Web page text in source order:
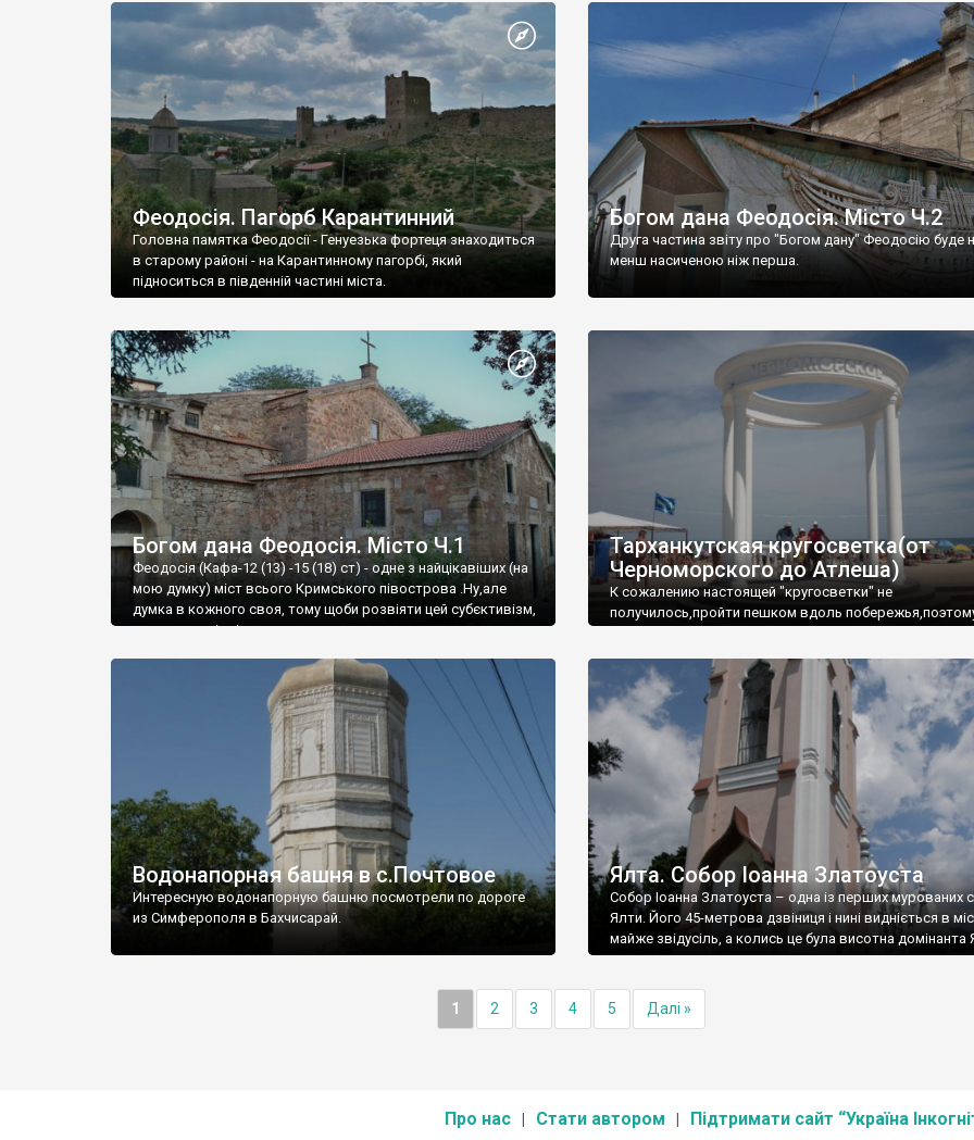
Феодосія. Пагорб Карантинний
Головна памятка Феодосії - Генуезька фортеця знаходиться
в старому районі - на Карантинному пагорбі, який
підноситься в південній частині міста.
Богом дана Феодосія. Місто Ч.2
Друга частина звіту про "Богом дану" Феодосію буде
менш насиченою ніж перша.
Богом дана Феодосія. Місто Ч.1
Феодосія (Кафа-12 (13) -15 (18) ст) - одне з найцікавіших (на
мою думку) міст всього Кримського півострова .Ну,але
думка в кожного своя, тому щоби розвіяти цей субєктивізм,
запрошую відвідати це
Тарханкутская кругосветка(от
Черноморского до Атлеша)
К сожалению настоящей "кругосветки" не
получилось,пройти пешком вдоль
Водонапорная башня в с.Почтовое
Интересную водонапорную башню посмотрели по дороге
из Симферополя в Бахчисарай.
Ялта. Собор Іоанна Златоуста
Собор Іоанна Златоуста – одна із перших мурованих
Ялти. Його 45-метрова дзвіниця і нині видніється в
майже звідусіль, а колись це була висотна домінанта
1 2 3 4 5 Далі »
Про нас Стати автором Підтримати сайт “Україна